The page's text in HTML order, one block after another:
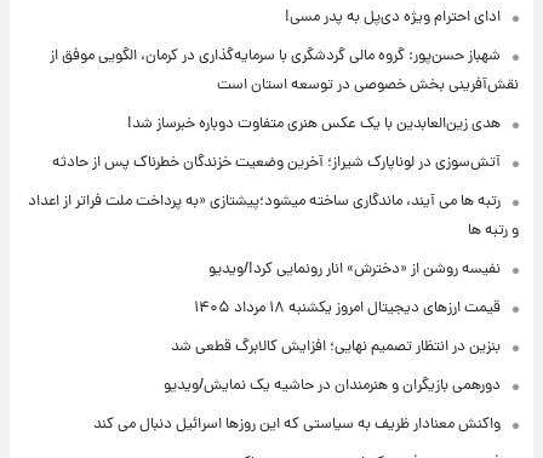
ادای احترام ویژه دی‌پل به پدر مسی!
شهباز حسن‌پور: گروه مالی گردشگری با سرمایه‌گذاری در کرمان، الگویی موفق از
نقش‌آفرینی بخش خصوصی در توسعه استان است
هدی زین‌العابدین با یک عکس هنری متفاوت دوباره خبرساز شد!
آتش‌سوزی در لوناپارک شیراز؛ آخرین وضعیت خزندگان خطرناک پس از حادثه
رتبه ها می آیند، ماندگاری ساخته میشود؛پیشتازی «به پرداخت ملت فراتر از اعداد
و رتبه ها
نفیسه روشن از «دخترش» انار رونمایی کرد!/ویدیو
قیمت ارزهای دیجیتال امروز یکشنبه ۱۸ مرداد ۱۴۰۵
بنزین در انتظار تصمیم نهایی؛ افزایش کالابرگ قطعی شد
دورهمی بازیگران و هنرمندان در حاشیه یک نمایش/ویدیو
واکنش معنادار ظریف به سیاستی که این روزها اسرائیل دنبال می کند